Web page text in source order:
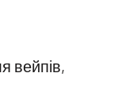
вейпів,